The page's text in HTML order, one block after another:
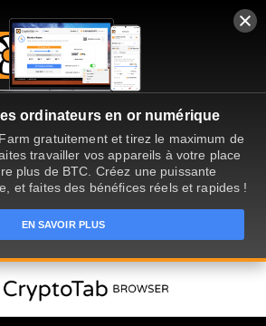
ordinateurs en or numérique
gratuitement et tirez le maximum de
travailler vos appareils à votre place
plus de BTC. Créez une puissante
et faites des bénéfices réels et rapides !
EN SAVOIR PLUS